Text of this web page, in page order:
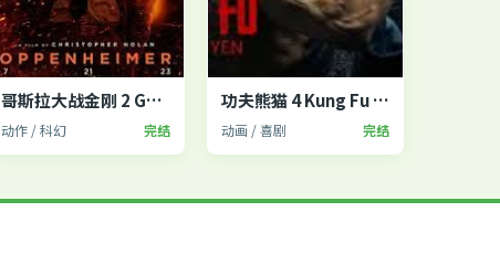
哥斯拉大战金刚 2 Godzilla x Kong
动作 / 科幻 完结
功夫熊猫 4 Kung Fu Panda 4
动画 / 喜剧 完结